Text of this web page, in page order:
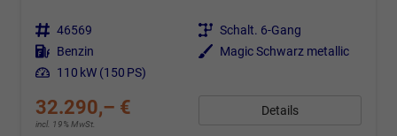
Fahrzeugnr. 46569 Getriebe Schalt. 6-Gang
Kraftstoff Benzin Außenfarbe Magic Schwarz metallic
Leistung 110 kW (150 PS)
32.290,– €
incl. 19% MwSt.
Details